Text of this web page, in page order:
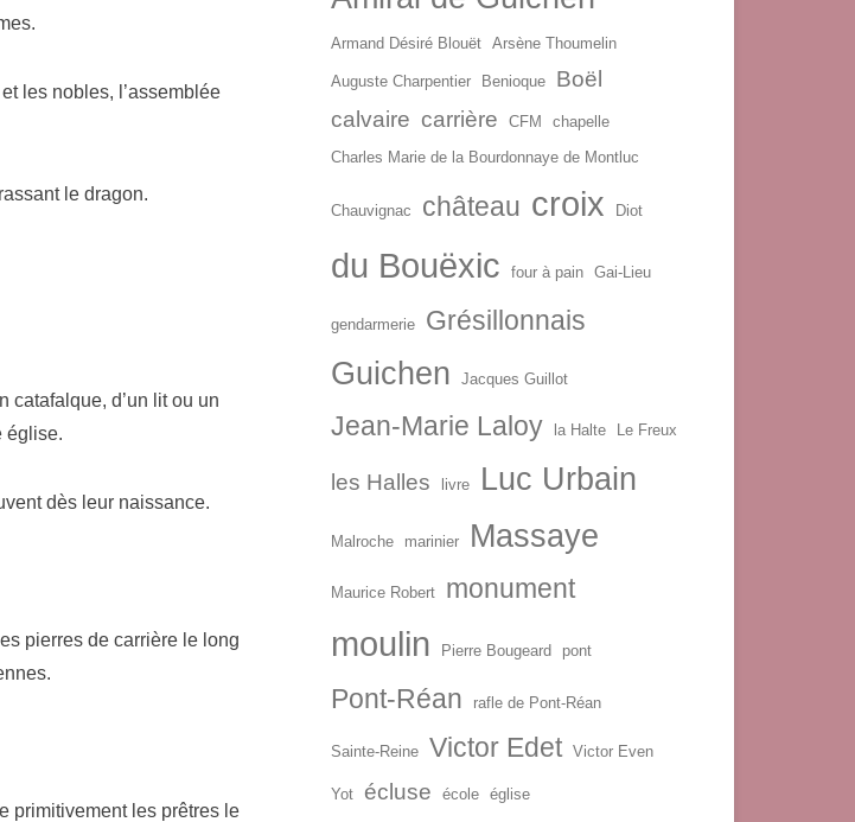
les nobles, l’assemblée
le dragon.
catafalque, d’un lit ou un
église.
dès leur naissance.
pierres de carrière le long
primitivement les prêtres le
Armand Désiré Blouët Arsène Thoumelin
Auguste Charpentier Benioque
Boël
calvaire carrière CFM
chapelle
Charles Marie de la Bourdonnaye de Montluc
Chauvignac château croix Diot
du Bouëxic four à pain Gai-Lieu
gendarmerie Grésillonnais
Guichen Jacques Guillot
Jean-Marie Laloy la Halte Le Freux
les Halles livre Luc Urbain
Malroche marinier Massaye
Maurice Robert monument
moulin Pierre Bougeard pont
Pont-Réan rafle de Pont-Réan
Sainte-Reine Victor Edet Victor Even
Yot écluse école église